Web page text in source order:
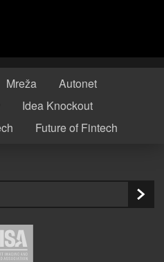
Mreža
Autonet
Idea Knockout
Future of Fintech